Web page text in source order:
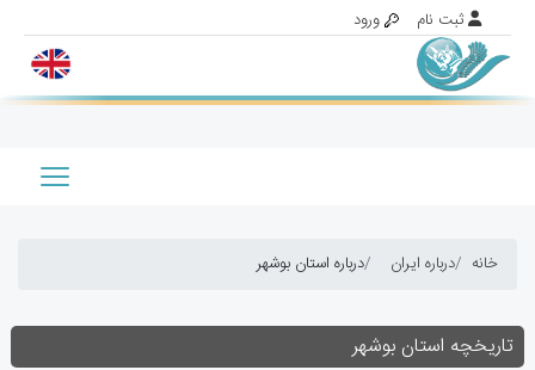
خانه درباره ایران درباره استان بوشهر
تاريخچه استان بوشهر